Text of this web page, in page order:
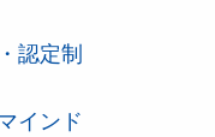
認定制
インド